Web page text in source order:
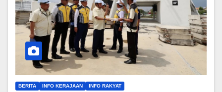
BERITA INFO KERAJAAN INFO RAKYAT